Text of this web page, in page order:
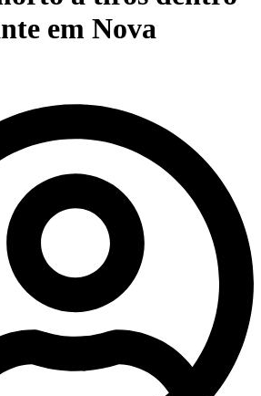
em Nova